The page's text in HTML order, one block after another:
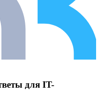
для IT-